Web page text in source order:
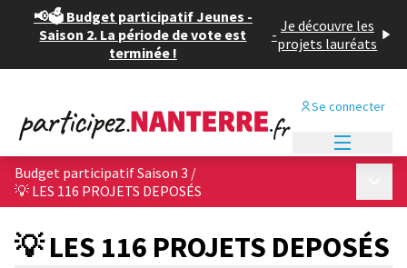
📢🗳️ Budget participatif Jeunes -
Saison 2. La période de vote est
terminée !
- Je découvre les
projets lauréats
Se connecter
Budget participatif Saison 3 /
💡 LES 116 PROJETS DEPOSÉS
💡 LES 116 PROJETS DEPOSÉS